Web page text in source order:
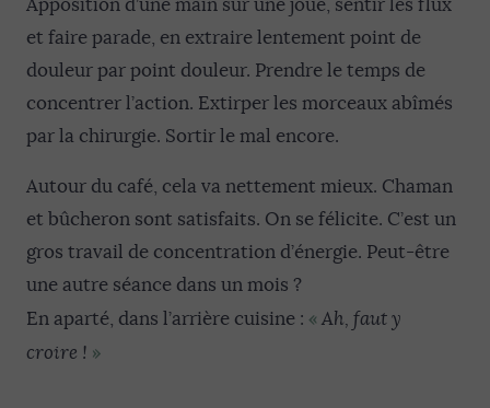
et faire parade, en extraire lentement point de
douleur par point douleur. Prendre le temps de
concentrer l’action. Extirper les morceaux abîmés
par la chirurgie. Sortir le mal encore.
Autour du café, cela va nettement mieux. Chaman
et bûcheron sont satisfaits. On se félicite. C’est un
gros travail de concentration d’énergie. Peut-être
une autre séance dans un mois ?
En aparté, dans l’arrière cuisine : « Ah, faut y
croire ! »